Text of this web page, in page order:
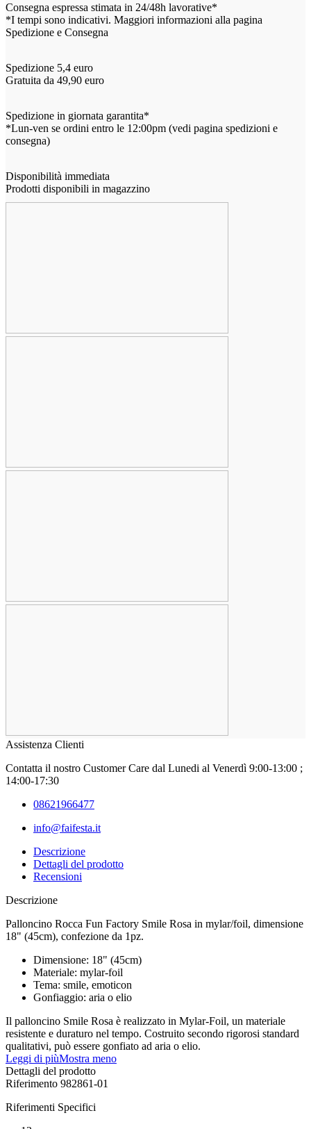
Consegna espressa stimata in 24/48h lavorative*
*I tempi sono indicativi. Maggiori informazioni alla pagina
Spedizione e Consegna
Spedizione 5,4 euro
Gratuita da 49,90 euro
Spedizione in giornata garantita*
*Lun-ven se ordini entro le 12:00pm (vedi pagina spedizioni e
consegna)
Disponibilità immediata
Prodotti disponibili in magazzino
Assistenza Clienti
Contatta il nostro Customer Care dal Lunedi al Venerdì 9:00-13:00 ;
14:00-17:30
08621966477
info@faifesta.it
Descrizione
Dettagli del prodotto
Recensioni
Descrizione
Palloncino Rocca Fun Factory Smile Rosa in mylar/foil, dimensione
18" (45cm), confezione da 1pz.
Dimensione: 18" (45cm)
Materiale: mylar-foil
Tema: smile, emoticon
Gonfiaggio: aria o elio
Il palloncino Smile Rosa è realizzato in Mylar-Foil, un materiale
resistente e duraturo nel tempo. Costruito secondo rigorosi standard
qualitativi, può essere gonfiato ad aria o elio.
Leggi di piùMostra meno
Dettagli del prodotto
Riferimento 982861-01
Riferimenti Specifici